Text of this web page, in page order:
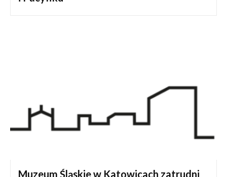
Muzeum Śląskie w Katowicach zatrudni